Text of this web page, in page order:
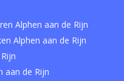
Alphen aan de Rijn
Alphen aan de Rijn
aan de Rijn